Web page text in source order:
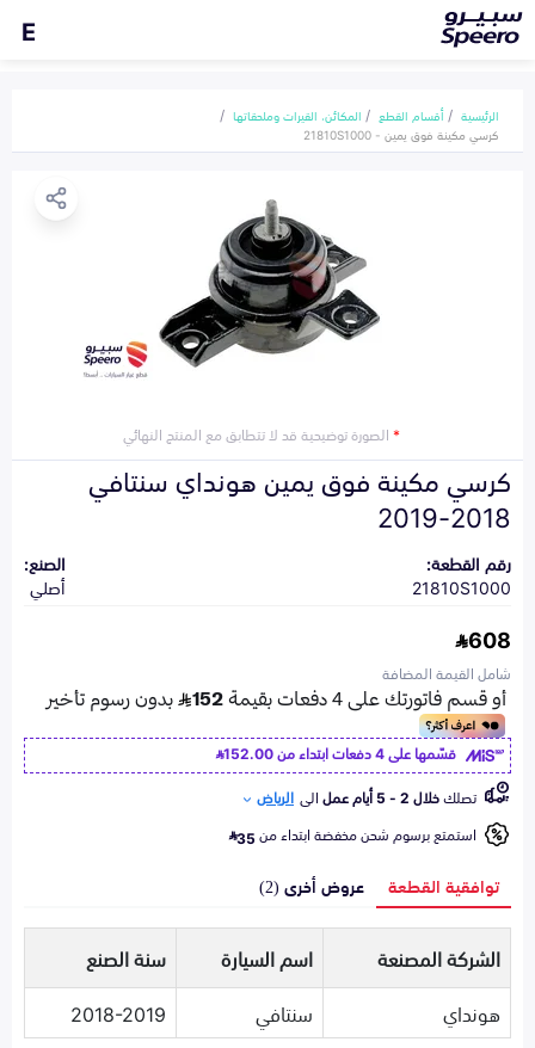
E
الرئيسية أقسام القطع
المكائن، القيرات وملحقاتها
كرسي مكينة فوق يمين - 21810S1000
*الصورة توضيحية قد لا تتطابق مع المنتج النهائي
كرسي مكينة فوق يمين هونداي سنتافي
2018-2019
رقم القطعة:
21810S1000
الصنع:
أصلي
608
شامل القيمة المضافة
قسّمها على 4 دفعات ابتداء من
152.00
تصلكخلال 2 - 5 أيام عمل الى الرياض
استمتع برسوم شحن مخفضة ابتداء من35
توافقية القطعة عروض أخرى (2)
الشركة المصنعة اسم السيارة
سنة الصنع
هونداي
سنتافي 2018-2019